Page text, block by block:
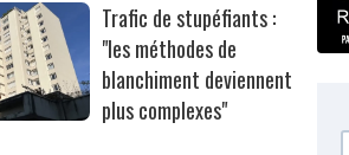
Trafic de stupéfiants :
"les méthodes de
blanchiment deviennent
plus complexes"